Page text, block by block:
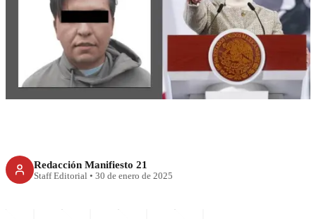
Fofo, al bote 17 años;
Sheinbaum: cero impunidad a
feminicidios
Redacción Manifiesto 21
Staff Editorial • 30 de enero de 2025